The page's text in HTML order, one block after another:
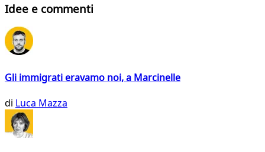
Idee e commenti
Gli immigrati eravamo noi, a Marcinelle
di Luca Mazza